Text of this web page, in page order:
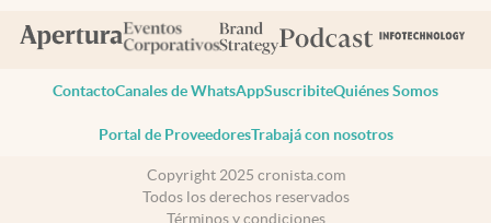
ContactoCanales de WhatsAppSuscribiteQuiénes Somos
Portal de ProveedoresTrabajá con nosotros
Copyright 2025 cronista.com
Todos los derechos reservados
Términos y condiciones